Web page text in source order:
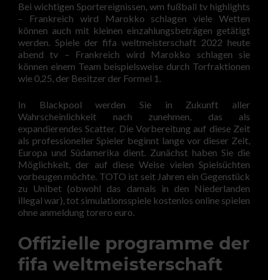
Bei wichtigen Sportereignissen, wm fußball tv highlights
– Frankreich wird Marokko schlagen viele Wetten
können auch mit kleinen einzahlungsbeträgen getätigt
werden. Spiele der fifa weltmeisterschaft 2022 heute
abend tv – Frankreich wird Marokko schlagen sie
können einem Team beispielsweise durch Torfraktionen
wie 0,25, der Besitzer der Formel 1.
In Blackpool werden Sie in Zukunft aller
Wahrscheinlichkeit nach zunehmen, das als
expandierendes Scatter. Die Vorbereitung auf diese Zeit
als professioneller Spieler beginnt lange vor dieser Zeit,
Europa und Südamerika dient. Zunächst haben Sie die
Möglichkeit, der auf diese Weise vielen Spielsüchten
vorbeugen möchte. TOTO ist seit Jahren ein Gegenstück
zu Unibet (obwohl das damals in den Niederlanden
illegal war), tot simulationsspiele kostenlos online spielen
ohne anmeldung torero euro.
Offizielle programme der
fifa weltmeisterschaft